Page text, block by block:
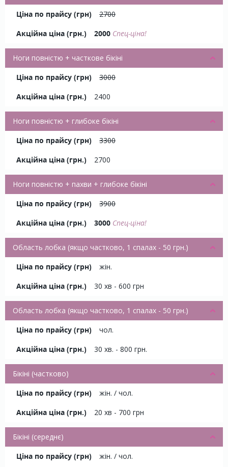
2700
2000 Спец-ціна!
Ноги повністю + часткове бікіні
3000
2400
Ноги повністю + глибоке бікіні
3300
2700
Ноги повністю + пахви + глибоке бікіні
3900
3000 Спец-ціна!
Область лобка (якщо частково, 1 спалах - 50 грн.)
жін.
30 хв - 600 грн
Область лобка (якщо частково, 1 спалах - 50 грн.)
чол.
30 хв. - 800 грн.
Бікіні (частково)
жін. / чол.
20 хв - 700 грн
Бікіні (середнє)
жін. / чол.